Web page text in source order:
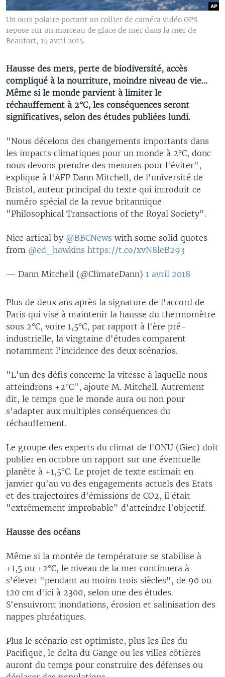
Un ours polaire portant un collier de caméra vidéo GPS
repose sur un morceau de glace de mer dans la mer de
Beaufort, 15 avril 2015.
Hausse des mers, perte de biodiversité, accès
compliqué à la nourriture, moindre niveau de vie...
Même si le monde parvient à limiter le
réchauffement à 2°C, les conséquences seront
significatives, selon des études publiées lundi.
"Nous décelons des changements importants dans
les impacts climatiques pour un monde à 2°C, donc
nous devons prendre des mesures pour l'éviter",
explique à l'AFP Dann Mitchell, de l'université de
Bristol, auteur principal du texte qui introduit ce
numéro spécial de la revue britannique
"Philosophical Transactions of the Royal Society".
Nice artical by @BBCNews with some solid quotes
from @ed_hawkins https://t.co/xvN8leB293
— Dann Mitchell (@ClimateDann) 1 avril 2018
Plus de deux ans après la signature de l'accord de
Paris qui vise à maintenir la hausse du thermomètre
sous 2°C, voire 1,5°C, par rapport à l'ère pré-
industrielle, la vingtaine d'études comparent
notamment l'incidence des deux scénarios.
"L'un des défis concerne la vitesse à laquelle nous
atteindrons +2°C", ajoute M. Mitchell. Autrement
dit, le temps que le monde aura ou non pour
s'adapter aux multiples conséquences du
réchauffement.
Le groupe des experts du climat de l'ONU (Giec) doit
publier en octobre un rapport sur une éventuelle
planète à +1,5°C. Le projet de texte estimait en
janvier qu'au vu des engagements actuels des Etats
et des trajectoires d'émissions de CO2, il était
"extrêmement improbable" d'atteindre l'objectif.
Hausse des océans
Même si la montée de température se stabilise à
+1,5 ou +2°C, le niveau de la mer continuera à
s'élever "pendant au moins trois siècles", de 90 ou
120 cm d'ici à 2300, selon une des études.
S'ensuivront inondations, érosion et salinisation des
nappes phréatiques.
Plus le scénario est optimiste, plus les îles du
Pacifique, le delta du Gange ou les villes côtières
auront du temps pour construire des défenses ou